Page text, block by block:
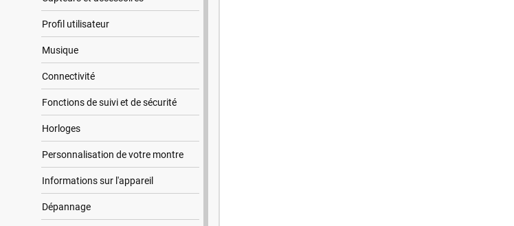
Profil utilisateur
Musique
Connectivité
Fonctions de suivi et de sécurité
Horloges
Personnalisation de votre montre
Informations sur l'appareil
Dépannage